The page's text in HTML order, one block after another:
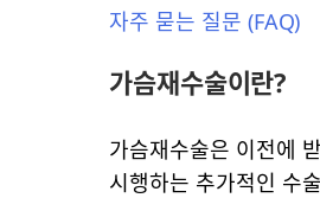
자주 묻는 질문 (FAQ)
가슴재수술이란?
가슴재수술은 이전에
시행하는 추가적인 수